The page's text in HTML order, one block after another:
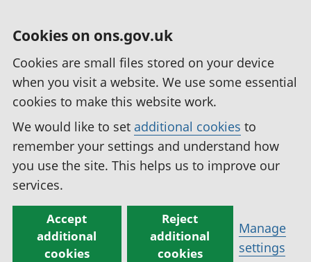
Cookies on ons.gov.uk
Cookies are small files stored on your device
when you visit a website. We use some essential
cookies to make this website work.
We would like to set additional cookies to
remember your settings and understand how
you use the site. This helps us to improve our
services.
Accept
additional
cookies
Reject
additional
cookies
Manage
settings